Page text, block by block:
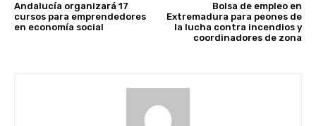
Andalucía organizará 17
cursos para emprendedores
en economía social
Bolsa de empleo en
Extremadura para peones de
la lucha contra incendios y
coordinadores de zona